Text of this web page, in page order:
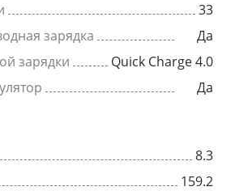
33
зарядка
Да
зарядки
Quick Charge 4.0
Да
8.3
159.2